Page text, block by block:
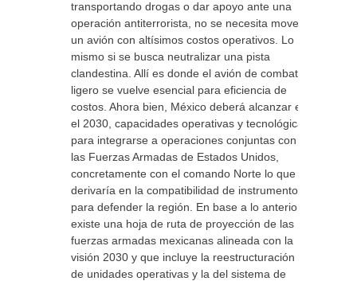
transportando drogas o dar apoyo ante una
operación antiterrorista, no se necesita mover
un avión con altísimos costos operativos. Lo
mismo si se busca neutralizar una pista
clandestina. Allí es donde el avión de combate
ligero se vuelve esencial para eficiencia de
costos. Ahora bien, México deberá alcanzar en
el 2030, capacidades operativas y tecnológicas
para integrarse a operaciones conjuntas con
las Fuerzas Armadas de Estados Unidos,
concretamente con el comando Norte lo que
derivaría en la compatibilidad de instrumentos
para defender la región. En base a lo anterior
existe una hoja de ruta de proyección de las
fuerzas armadas mexicanas alineada con la
visión 2030 y que incluye la reestructuración
de unidades operativas y la del sistema de